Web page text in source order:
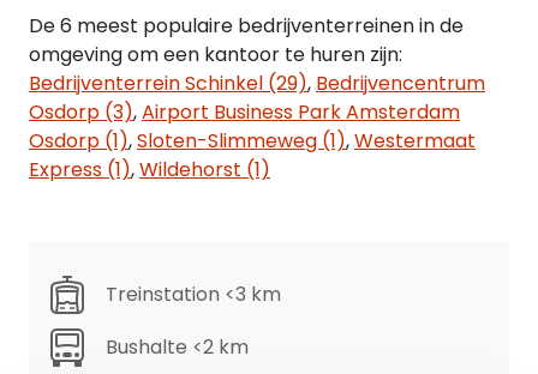
Oplevering kantoorruimte
De 1ste verdieping zal casco gerenoveerd
opgeleverd worden.
De vloeren 2 t/m 4 worden met fit-out opgeleverd
inclusief:
- sanitaire voorzieningen per verdieping;
- vergaderkamers met glazen scheidingswanden;
- Pantry op iedere verdieping
- vloerbedekking.
De 6 meest populaire bedrijventerreinen in de
omgeving om een kantoor te huren zijn:
Bedrijventerrein Schinkel (29), Bedrijvencentrum
Osdorp (3),Airport Business Park Amsterdam
Osdorp (1),Sloten-Slimmeweg (1),Westermaat
Express (1),Wildehorst (1)
Treinstation <3 km
Bushalte <2 km